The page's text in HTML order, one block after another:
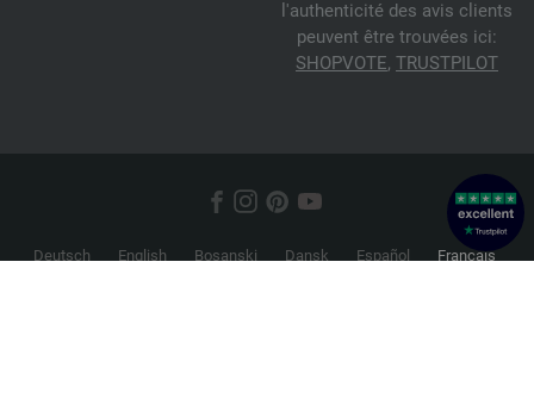
l'authenticité des avis clients
peuvent être trouvées ici:
SHOPVOTE, TRUSTPILOT
Deutsch English Bosanski Dansk Español
Français